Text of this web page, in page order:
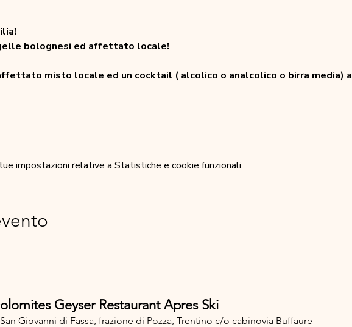
bolognesi ed affettato locale!
misto locale ed un cocktail ( alcolico o analcolico o birra media) a
impostazioni relative a Statistiche e cookie funzionali.
Geyser Restaurant Apres Ski
Giovanni di Fassa, frazione di Pozza, Trentino c/o cabinovia Buffaure